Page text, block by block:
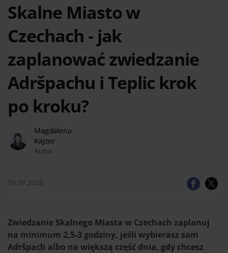
Skalne Miasto w
Czechach - jak
zaplanować zwiedzanie
Adršpachu i Teplic krok
po kroku?
Magdalena
Kajzer
Autor
09.07.2026
Zwiedzanie Skalnego Miasta w Czechach zaplanuj
na minimum 2,5-3 godziny, jeśli wybierasz sam
Adršpach albo na większą część dnia, gdy chcesz